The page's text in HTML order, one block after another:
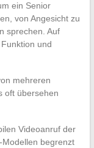
ein Senior
von Angesicht zu
sprechen. Auf
und
mehreren
oft übersehen
Videoanruf der
begrenzt